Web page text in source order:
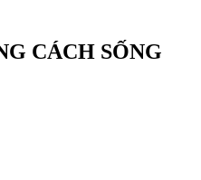
CÁCH SỐNG